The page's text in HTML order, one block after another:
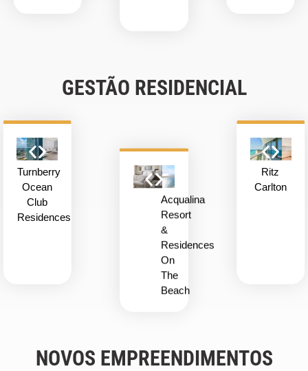
GESTÃO RESIDENCIAL
Turnberry
Ocean
Club
Residences
Acqualina
Resort
&
Residences
On
The
Beach
Ritz
Carlton
NOVOS EMPREENDIMENTOS